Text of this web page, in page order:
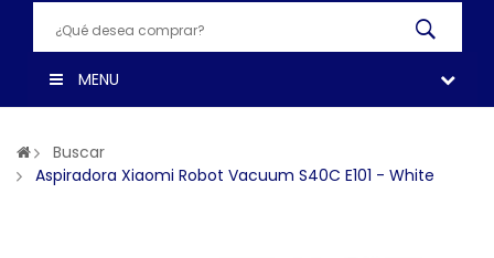
MENU
Buscar
Aspiradora Xiaomi Robot Vacuum S40C E101 - White